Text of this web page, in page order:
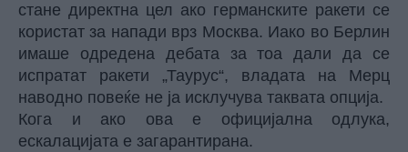
стане директна цел ако германските ракети се
користат за напади врз Москва. Иако во Берлин
имаше одредена дебата за тоа дали да се
испратат ракети „Таурус“, владата на Мерц
наводно повеќе не ја исклучува таквата опција.
Кога и ако ова е официјална одлука,
ескалацијата е загарантирана.